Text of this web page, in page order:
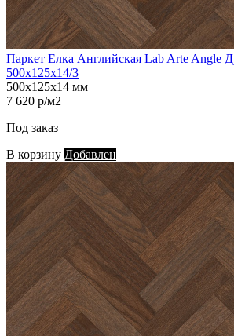
Паркет Елка Английская Lab Arte Angle
500х125х14/3
500х125х14 мм
7 620 р/м2
Под заказ
В корзину Добавлен